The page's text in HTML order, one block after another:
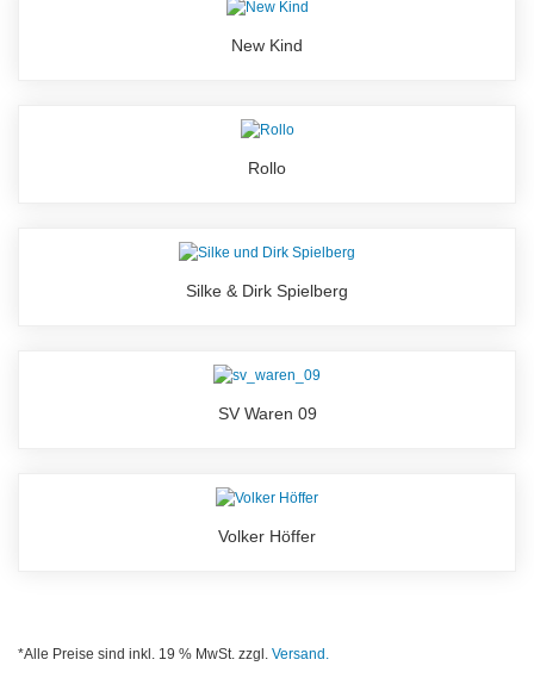
New Kind
Rollo
Silke & Dirk Spielberg
SV Waren 09
Volker Höffer
*Alle Preise sind inkl. 19 % MwSt. zzgl. Versand.